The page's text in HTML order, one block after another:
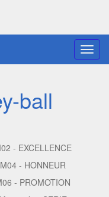
ball
- EXCELLENCE
M04 - HONNEUR
- PROMOTION